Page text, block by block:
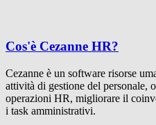
Cos'è Cezanne HR?
Cezanne è un software risorse
attività di gestione del
operazioni HR, migliorare il
i task amministrativi.